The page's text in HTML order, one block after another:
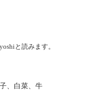
と読みます。
、白菜、牛